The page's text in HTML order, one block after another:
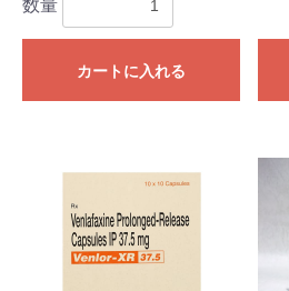
数量
カートに入れる